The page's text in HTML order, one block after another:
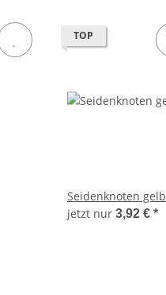
TOP
Seidenknoten gelb
jetzt nur 3,92 € *